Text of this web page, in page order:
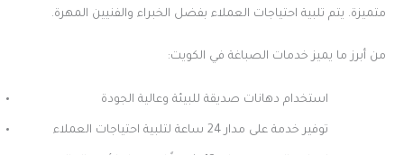
متميزة. يتم تلبية احتياجات العملاء بفضل الخبراء والفنيين المهرة.
من أبرز ما يميز خدمات الصباغة في الكويت:
استخدام دهانات صديقة للبيئة وعالية الجودة
توفير خدمة على مدار 24 ساعة لتلبية احتياجات العملاء